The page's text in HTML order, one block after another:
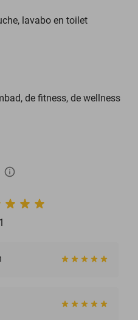
lavabo en toilet
de fitness, de wellness
info_outlined